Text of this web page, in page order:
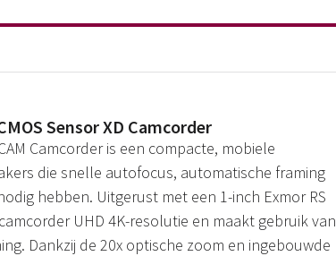
Sensor XD Camcorder
Camcorder is een compacte, mobiele
die snelle autofocus, automatische framing
hebben. Uitgerust met een 1-inch Exmor RS
UHD 4K-resolutie en maakt gebruik van
Dankzij de 20x optische zoom en ingebouwde